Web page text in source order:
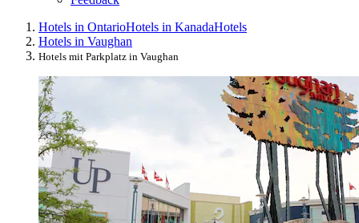
Hotels in OntarioHotels in KanadaHotels
Hotels in Vaughan
Hotels mit Parkplatz in Vaughan